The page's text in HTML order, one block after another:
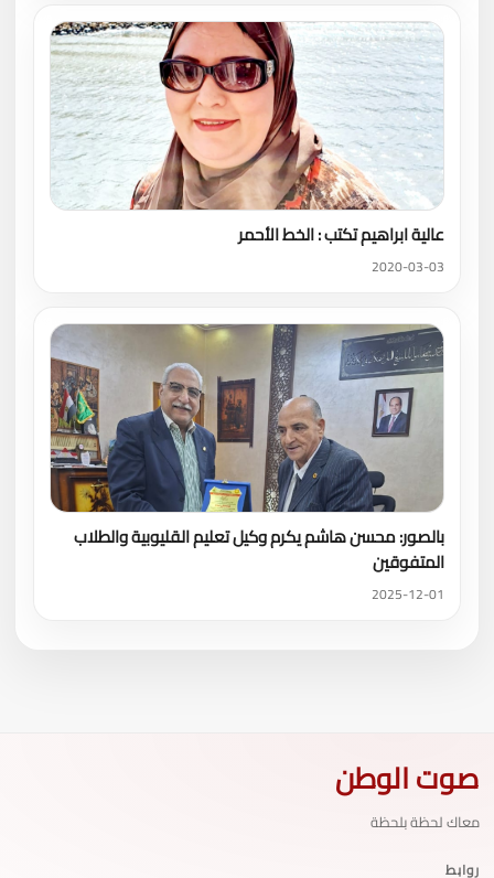
عالية ابراهيم تكتب : الخط الأحمر
2020-03-03
بالصور: محسن هاشم يكرم وكيل تعليم القليوبية والطلاب
المتفوقين
2025-12-01
صوت الوطن
معاك لحظة بلحظة
روابط